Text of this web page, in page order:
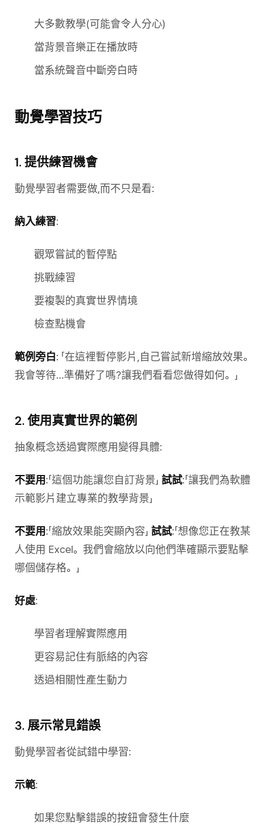
大多數教學(可能會令人分心)
當背景音樂正在播放時
當系統聲音中斷旁白時
動覺學習技巧
1. 提供練習機會
動覺學習者需要做,而不只是看:
納入練習:
觀眾嘗試的暫停點
挑戰練習
要複製的真實世界情境
檢查點機會
範例旁白: 「在這裡暫停影片,自己嘗試新增縮放效果。
我會等待…準備好了嗎?讓我們看看您做得如何。」
2. 使用真實世界的範例
抽象概念透過實際應用變得具體:
不要用 :「這個功能讓您自訂背景」 試試:「讓我們為軟體
示範影片建立專業的教學背景」
不要用 :「縮放效果能突顯內容」 試試:「想像您正在教某
人使用 Excel。我們會縮放以向他們準確顯示要點擊
哪個儲存格。」
好處:
學習者理解實際應用
更容易記住有脈絡的內容
透過相關性產生動力
3. 展示常見錯誤
動覺學習者從試錯中學習:
示範:
如果您點擊錯誤的按鈕會發生什麼